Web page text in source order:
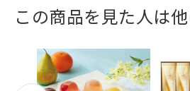
この商品を見た人は